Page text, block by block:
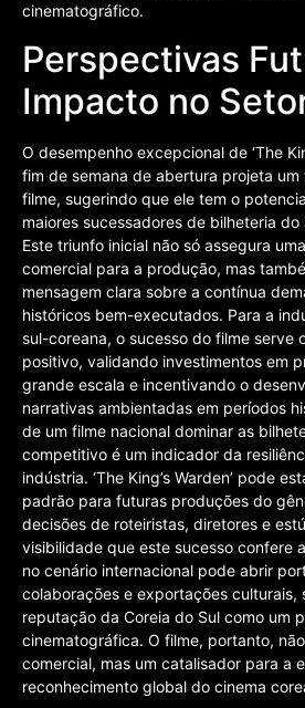
cinematográfico.
Perspectivas
Impacto no
O desempenho excepcional de ‘The
fim de semana de abertura projeta
filme, sugerindo que ele tem o
maiores sucessadores de bilheteria do
Este triunfo inicial não só assegura
comercial para a produção, mas
mensagem clara sobre a contínua
históricos bem-executados. Para a
sul-coreana, o sucesso do filme serve
positivo, validando investimentos em
grande escala e incentivando o
narrativas ambientadas em períodos
de um filme nacional dominar as
competitivo é um indicador da
indústria. ‘The King’s Warden’ pode
padrão para futuras produções do
decisões de roteiristas, diretores e
visibilidade que este sucesso confere
no cenário internacional pode abrir
colaborações e exportações culturais,
reputação da Coreia do Sul como um
cinematográfica. O filme, portanto,
comercial, mas um catalisador para a
reconhecimento global do cinema